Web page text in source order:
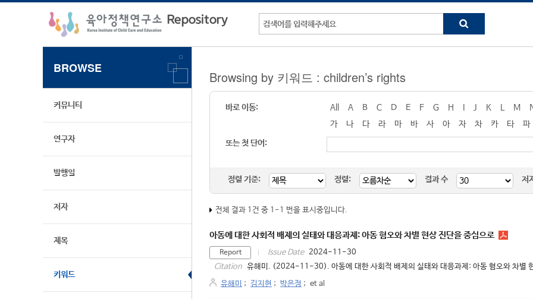
BROWSE
커뮤니티
연구자
발행일
저자
제목
키워드
Browsing by 키워드 : children’s rights
바로 이동: All A B C D E F G H J K M
가
나 다 라 마 바 사 아 자 차 카 타 파
또는 첫 단어:
정렬 기준: 정렬: 결과 수 저
전체 결과 1건 중 1-1 번을 표시중입니다.
아동에 대한 사회적 배제의 실태와 대응과제: 아동 혐오와 차별 현상 진단을 중심으로
Report Issue Date 2024-11-30
Citation 유해미. (2024-11-30). 아동에 대한 사회적 배제의 실태와 대응과제: 아동 혐오와 차
유해미 ; 김지현 ; 박은정 ; et al